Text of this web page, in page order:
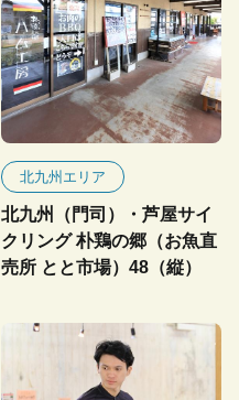
北九州エリア
北九州（門司）・芦屋サイ
クリング 朴鶏の郷（お魚直
売所 とと市場）48（縦）